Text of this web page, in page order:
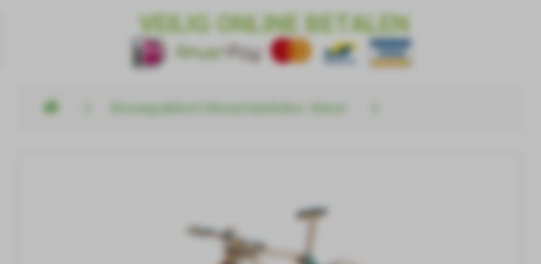
VEILIG ONLINE BETALEN
Bouwpakket Mountainbike- kleur